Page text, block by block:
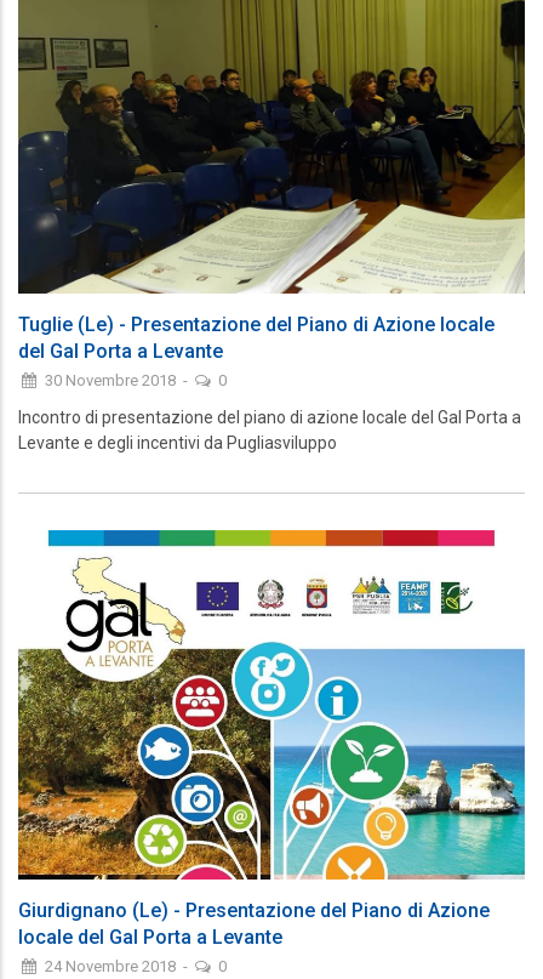
Tuglie (Le) - Presentazione del Piano di Azione locale
del Gal Porta a Levante
30 Novembre 2018 - 0
Incontro di presentazione del piano di azione locale del Gal Porta a
Levante e degli incentivi da Pugliasviluppo
Giurdignano (Le) - Presentazione del Piano di Azione
locale del Gal Porta a Levante
24 Novembre 2018 - 0